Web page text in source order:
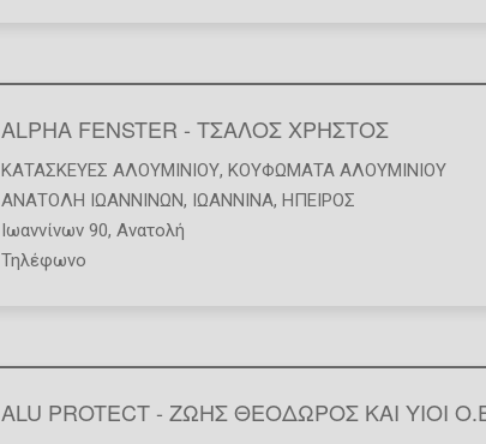
ALPHA FENSTER - ΤΣΑΛΟΣ ΧΡΗΣΤΟΣ
ΚΑΤΑΣΚΕΥΈΣ ΑΛΟΥΜΙΝΊΟΥ, ΚΟΥΦΏΜΑΤΑ ΑΛΟΥΜΙΝΊΟΥ
ΑΝΑΤΟΛΗ ΙΩΑΝΝΙΝΩΝ, ΙΩΑΝΝΙΝΑ, ΗΠΕΙΡΟΣ
Ιωαννίνων 90, Ανατολή
Τηλέφωνο
ALU PROTECT - ΖΩΗΣ ΘΕΟΔΩΡΟΣ ΚΑΙ ΥΙΟΙ